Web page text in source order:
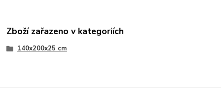
Zboží zařazeno v kategoriích
140x200x25 cm